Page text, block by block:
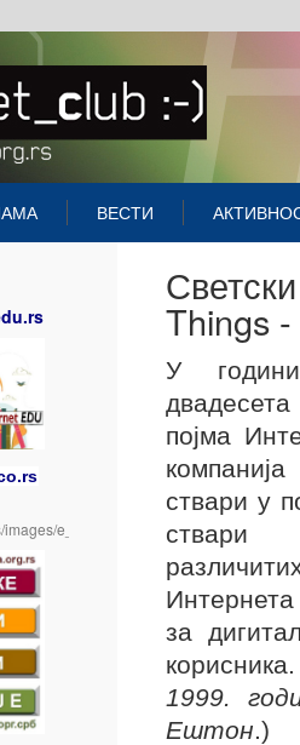
ВЕСТИ
Things
У
појма
ствари у
ствари
Интернета
за
1999.
Ештон.)